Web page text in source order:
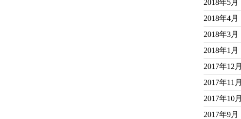
2018年5月
2018年4月
2018年3月
2018年1月
2017年12月
2017年11月
2017年10月
2017年9月